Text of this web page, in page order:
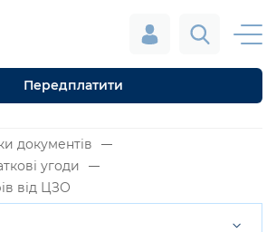
Передплатити
документів
угоди
від ЦЗО